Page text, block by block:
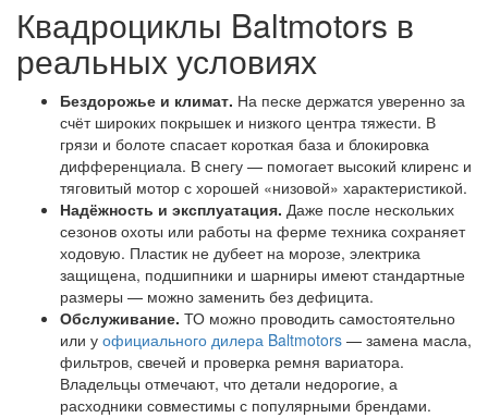
Квадроциклы Baltmotors в
реальных условиях
Бездорожье и климат. На песке держатся уверенно за
счёт широких покрышек и низкого центра тяжести. В
грязи и болоте спасает короткая база и блокировка
дифференциала. В снегу — помогает высокий клиренс и
тяговитый мотор с хорошей «низовой» характеристикой.
Надёжность и эксплуатация. Даже после нескольких
сезонов охоты или работы на ферме техника сохраняет
ходовую. Пластик не дубеет на морозе, электрика
защищена, подшипники и шарниры имеют стандартные
размеры — можно заменить без дефицита.
Обслуживание. ТО можно проводить самостоятельно
или у официального дилера Baltmotors — замена масла,
фильтров, свечей и проверка ремня вариатора.
Владельцы отмечают, что детали недорогие, а
расходники совместимы с популярными брендами.